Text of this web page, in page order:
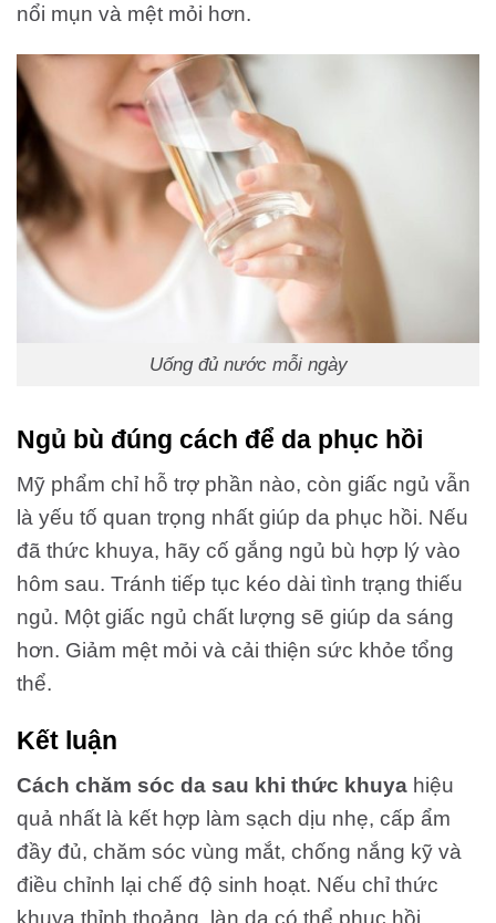
nổi mụn và mệt mỏi hơn.
Uống đủ nước mỗi ngày
Ngủ bù đúng cách để da phục hồi
Mỹ phẩm chỉ hỗ trợ phần nào, còn giấc ngủ vẫn
là yếu tố quan trọng nhất giúp da phục hồi. Nếu
đã thức khuya, hãy cố gắng ngủ bù hợp lý vào
hôm sau. Tránh tiếp tục kéo dài tình trạng thiếu
ngủ. Một giấc ngủ chất lượng sẽ giúp da sáng
hơn. Giảm mệt mỏi và cải thiện sức khỏe tổng
thể.
Kết luận
Cách chăm sóc da sau khi thức khuya hiệu
quả nhất là kết hợp làm sạch dịu nhẹ, cấp ẩm
đầy đủ, chăm sóc vùng mắt, chống nắng kỹ và
điều chỉnh lại chế độ sinh hoạt. Nếu chỉ thức
khuya thỉnh thoảng, làn da có thể phục hồi